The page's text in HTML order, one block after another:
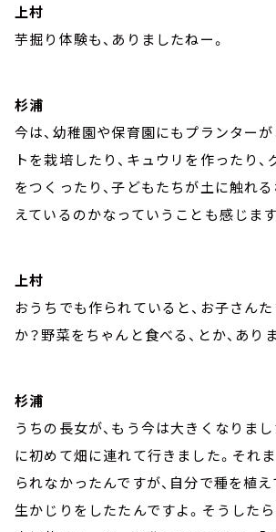
上村
芋掘り体験も、ありましたねー。
杉浦
今は、幼稚園や保育園にもプランターが
トを栽培したり、キュウリを作ったり
をつくったり、子どもたちが土に触れる
えているのかなっていうことも感じます
上村
おうちでも作られていると、お子さん
か？野菜をちゃんと食べる、とか、あり
杉浦
うちの長女が、もう今は大きくなりま
に初めて畑に連れて行きました。それ
られなかったんですが、自分で種を植え
生かじりをしたたんですよ。そうした